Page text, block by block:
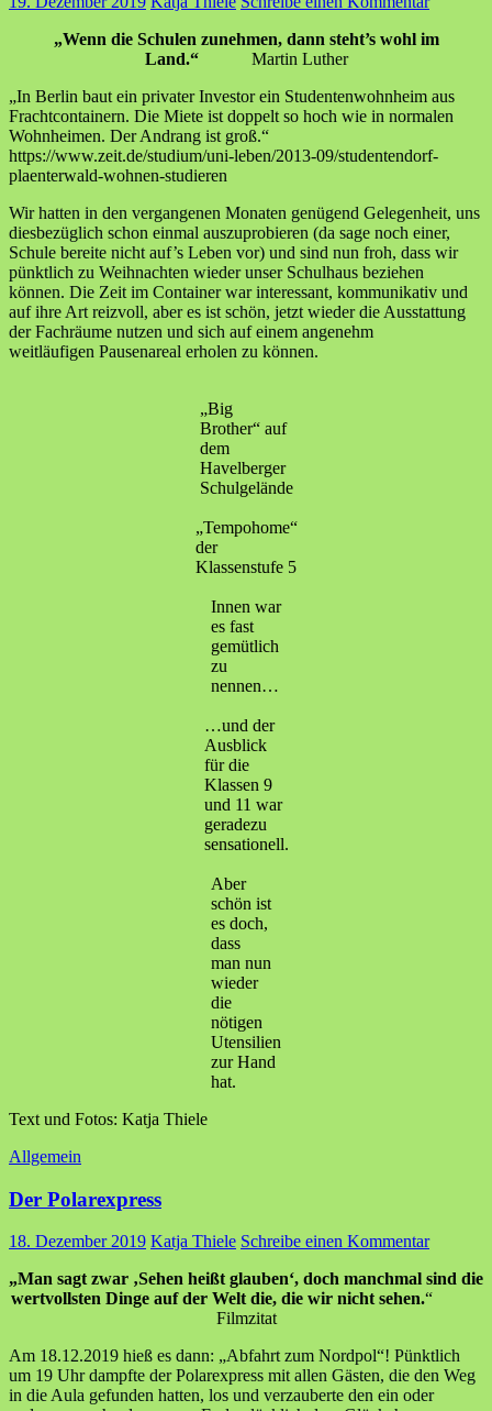
„Wenn die Schulen zunehmen, dann steht’s wohl im
Land.“
Martin Luther
„In Berlin baut ein privater Investor ein Studentenwohnheim aus
Frachtcontainern. Die Miete ist doppelt so hoch wie in normalen
Wohnheimen. Der Andrang ist groß.“
https://www.zeit.de/studium/uni-leben/2013-09/studentendorf-
plaenterwald-wohnen-studieren
Wir hatten in den vergangenen Monaten genügend Gelegenheit, uns
diesbezüglich schon einmal auszuprobieren (da sage noch einer,
Schule bereite nicht auf’s Leben vor) und sind nun froh, dass wir
pünktlich zu Weihnachten wieder unser Schulhaus beziehen
können. Die Zeit im Container war interessant, kommunikativ und
auf ihre Art reizvoll, aber es ist schön, jetzt wieder die Ausstattung
der Fachräume nutzen und sich auf einem angenehm
weitläufigen Pausenareal erholen zu können.
„Big
Brother“ auf
dem
Havelberger
Schulgelände
„Tempohome“
der
Klassenstufe 5
Innen war
es fast
gemütlich
zu
nennen…
…und der
Ausblick
für die
Klassen 9
und 11 war
geradezu
sensationell.
Aber
schön ist
es doch,
dass
man nun
wieder
die
nötigen
Utensilien
zur Hand
hat.
Text und Fotos: Katja Thiele
Allgemein
Der Polarexpress
18. Dezember 2019 Katja Thiele Schreibe einen Kommentar
„Man sagt zwar ‚Sehen heißt glauben‘, doch manchmal sind die
wertvollsten Dinge auf der Welt die, die wir nicht sehen.“
Filmzitat
Am 18.12.2019 hieß es dann: „Abfahrt zum Nordpol“! Pünktlich
um 19 Uhr dampfte der Polarexpress mit allen Gästen, die den Weg
in die Aula gefunden hatten, los und verzauberte den ein oder